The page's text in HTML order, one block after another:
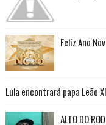
Feliz Ano
Lula encontrará papa Leão
ALTO DO